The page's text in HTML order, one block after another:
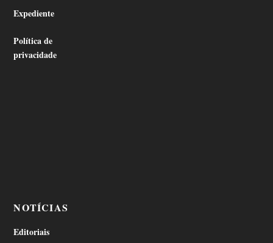
Expediente
Política de
privacidade
NOTÍCIAS
Editoriais